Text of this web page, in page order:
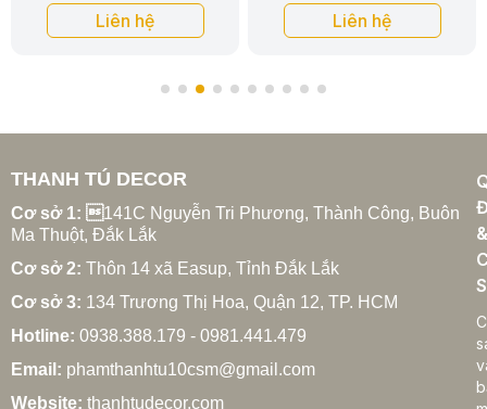
Liên hệ Liên hệ
THANH TÚ DECOR
Cơ sở 1: 141C Nguyễn Tri Phương, Thành Công, Buôn
Ma Thuột, Đắk Lắk
Cơ sở 2: Thôn 14 xã Easup, Tỉnh Đắk Lắk
Cơ sở 3: 134 Trương Thị Hoa, Quận 12, TP. HCM
Hotline: 0938.388.179 - 0981.441.479
Email: phamthanhtu10csm@gmail.com
Website: thanhtudecor.com
&